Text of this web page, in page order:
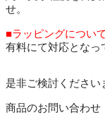
せ。
■ラッピングについて
有料にて対応となっ
是非ご検討ください
商品のお問い合わせ